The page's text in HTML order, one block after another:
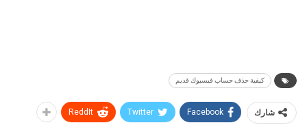
كيفية حذف حساب فيسبوك قديم
شارك Facebook
Twitter
ReddIt